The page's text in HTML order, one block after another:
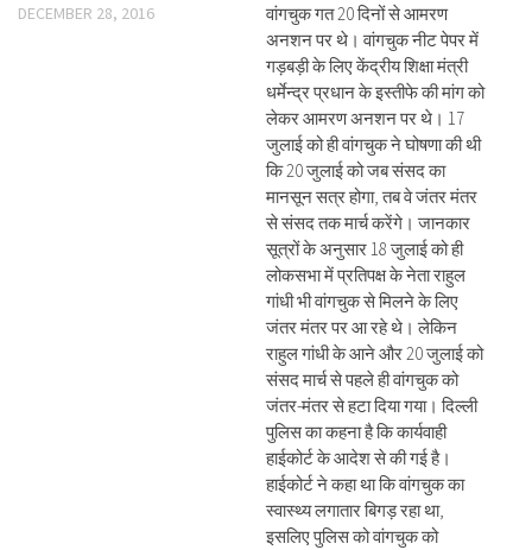
DECEMBER 28, 2016
वांगचुक गत 20 दिनों से आमरण
अनशन पर थे। वांगचुक नीट पेपर में
गड़बड़ी के लिए केंद्रीय शिक्षा मंत्री
धर्मेन्द्र प्रधान के इस्तीफे की मांग को
लेकर आमरण अनशन पर थे। 17
जुलाई को ही वांगचुक ने घोषणा की थी
कि 20 जुलाई को जब संसद का
मानसून सत्र होगा, तब वे जंतर मंतर
से संसद तक मार्च करेंगे। जानकार
सूत्रों के अनुसार 18 जुलाई को ही
लोकसभा में प्रतिपक्ष के नेता राहुल
गांधी भी वांगचुक से मिलने के लिए
जंतर मंतर पर आ रहे थे। लेकिन
राहुल गांधी के आने और 20 जुलाई को
संसद मार्च से पहले ही वांगचुक को
जंतर-मंतर से हटा दिया गया। दिल्ली
पुलिस का कहना है कि कार्यवाही
हाईकोर्ट के आदेश से की गई है।
हाईकोर्ट ने कहा था कि वांगचुक का
स्वास्थ्य लगातार बिगड़ रहा था,
इसलिए पुलिस को वांगचुक को